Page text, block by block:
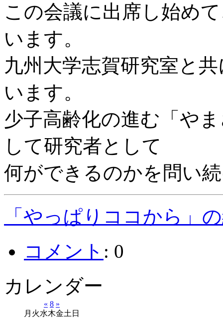
この会議に出席し始め
います。
九州大学志賀研究室と
います。
少子高齢化の進む「や
して研究者として
何ができるのかを問い
「やっぱりココから」
コメント : 0
カレンダー
« 8 »
月 火水木金土 日